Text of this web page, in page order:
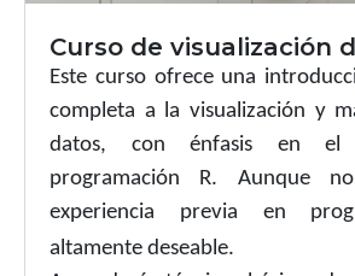
Curso de visualización
Este curso ofrece una
completa a la visualización y
datos, con énfasis en el
programación R. Aunque
experiencia previa en
altamente deseable.